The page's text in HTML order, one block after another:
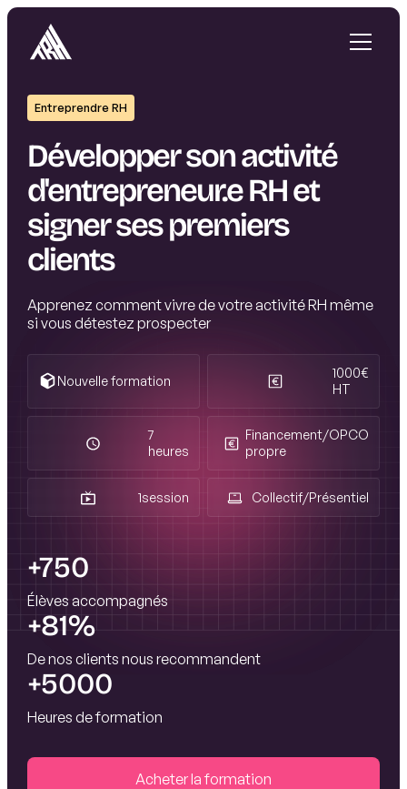
Entreprendre RH
Développer son activité
d'entrepreneur.e RH et
signer ses premiers
clients
Apprenez comment vivre de votre activité RH même
si vous détestez prospecter
Nouvelle formation
1000€
HT
7
heures
Financement
propre
/OPCO
1session Collectif/Présentiel
+750
Élèves accompagnés
+81%
De nos clients nous recommandent
+5000
Heures de formation
Acheter la formation